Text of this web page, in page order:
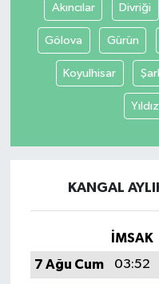
Akıncılar Divriği
Gölova Gürün
Koyulhisar
KANGAL
İMSAK
7 Ağu Cum
03:52
Kepsut
KÜLTÜR-SANAT
MANŞET
Manyas
OTOMOTİV